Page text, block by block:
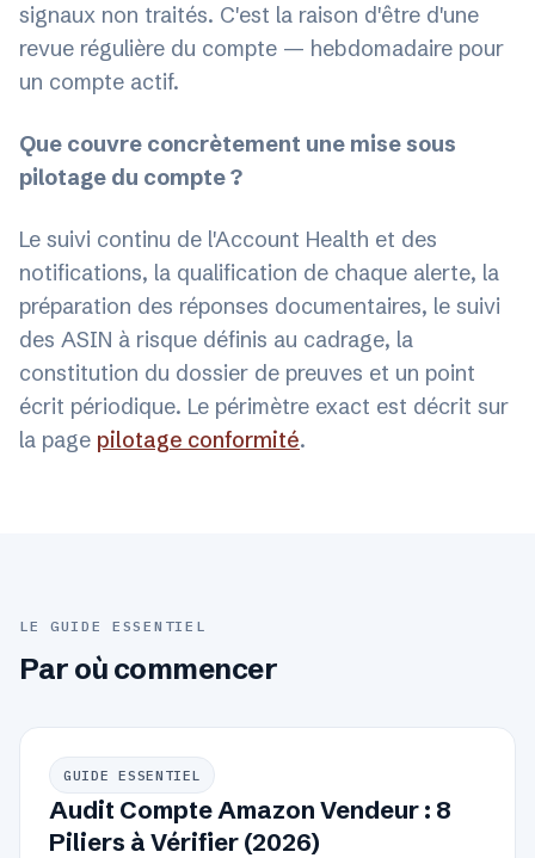
signaux non traités. C'est la raison d'être d'une
revue régulière du compte — hebdomadaire pour
un compte actif.
Que couvre concrètement une mise sous
pilotage du compte ?
Le suivi continu de l'Account Health et des
notifications, la qualification de chaque alerte, la
préparation des réponses documentaires, le suivi
des ASIN à risque définis au cadrage, la
constitution du dossier de preuves et un point
écrit périodique. Le périmètre exact est décrit sur
la page pilotage conformité.
LE GUIDE ESSENTIEL
Par où commencer
GUIDE ESSENTIEL
Audit Compte Amazon Vendeur : 8
Piliers à Vérifier (2026)